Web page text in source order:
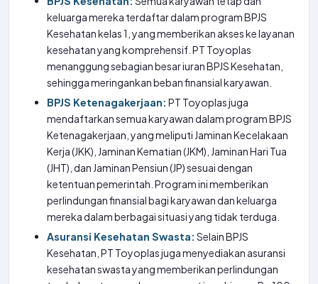
keluarga mereka terdaftar dalam program BPJS
Kesehatan kelas 1, yang memberikan akses ke layanan
kesehatan yang komprehensif. PT Toyoplas
menanggung sebagian besar iuran BPJS Kesehatan,
sehingga meringankan beban finansial karyawan.
BPJS Ketenagakerjaan: PT Toyoplas juga
mendaftarkan semua karyawan dalam program BPJS
Ketenagakerjaan, yang meliputi Jaminan Kecelakaan
Kerja (JKK), Jaminan Kematian (JKM), Jaminan Hari Tua
(JHT), dan Jaminan Pensiun (JP) sesuai dengan
ketentuan pemerintah. Program ini memberikan
perlindungan finansial bagi karyawan dan keluarga
mereka dalam berbagai situasi yang tidak terduga.
Asuransi Kesehatan Swasta: Selain BPJS
Kesehatan, PT Toyoplas juga menyediakan asuransi
kesehatan swasta yang memberikan perlindungan